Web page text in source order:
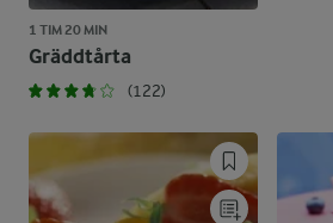
1 TIM 20 MIN
Gräddtårta
(122)